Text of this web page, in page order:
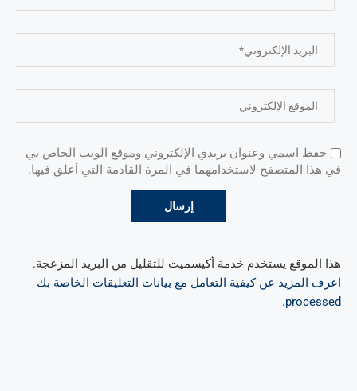
حفظ اسمي وعنوان بريدي الإلكتروني وموقع الويب الخاص بي
في هذا المتصفح لاستخدامهما في المرة القادمة التي أعلق فيها.
هذا الموقع يستخدم خدمة أكيسميت للتقليل من البريد المزعجة.
اعرف المزيد عن كيفية التعامل مع بيانات التعليقات الخاصة بك
processed
.